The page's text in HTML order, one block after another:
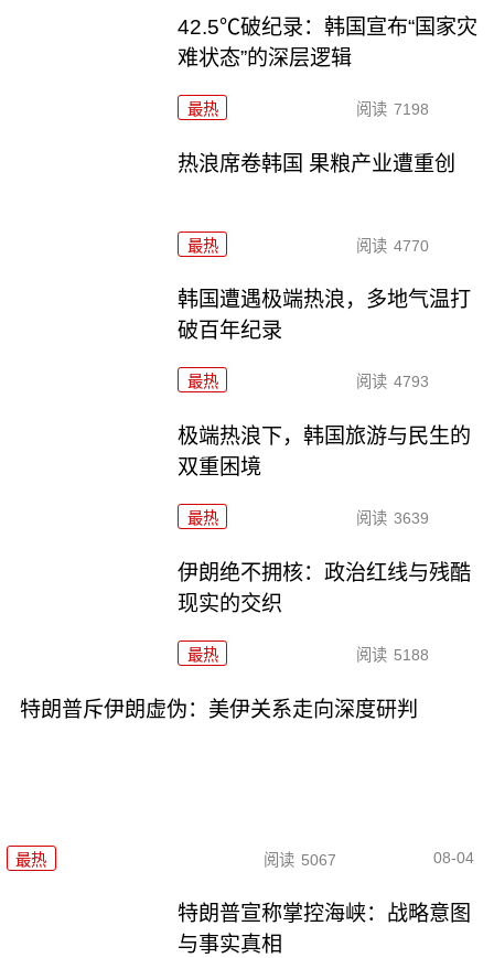
42.5℃破纪录：韩国宣布“国家灾
难状态”的深层逻辑
最热 阅读 7198
热浪席卷韩国 果粮产业遭重创
最热 阅读 4770
韩国遭遇极端热浪，多地气温打
破百年纪录
最热 阅读 4793
极端热浪下，韩国旅游与民生的
双重困境
最热 阅读 3639
伊朗绝不拥核：政治红线与残酷
现实的交织
最热 阅读 5188
特朗普斥伊朗虚伪：美伊关系走向深度研判
最热 阅读 5067 08-04
特朗普宣称掌控海峡：战略意图
与事实真相